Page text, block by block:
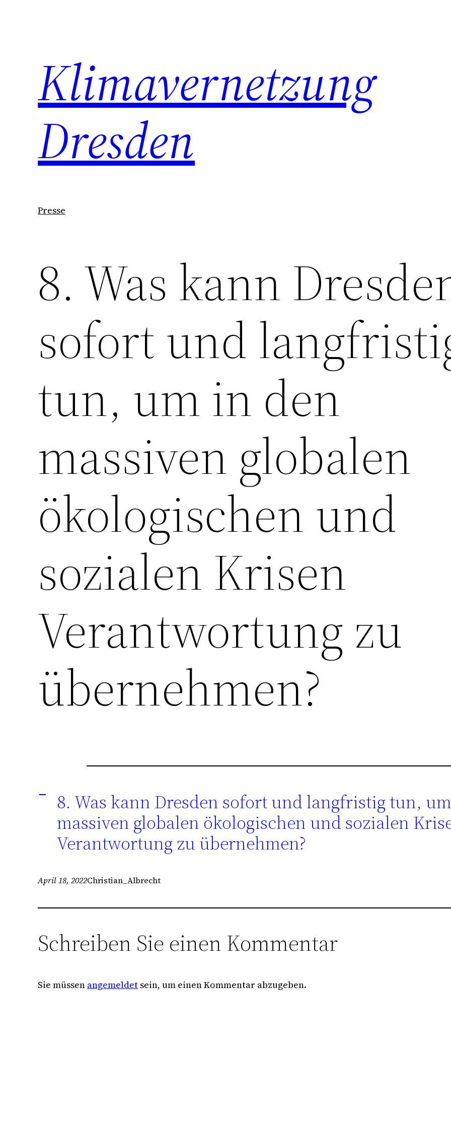
Klimavernetzung
Dresden
Presse
8. Was kann
sofort und
tun, um in den
massiven globalen
ökologischen und
sozialen Krisen
Verantwortung zu
übernehmen?
A
8. Was kann Dresden sofort und langfristig tun,
massiven globalen ökologischen und sozialen
Verantwortung zu übernehmen?
April 18, 2022Christian_Albrecht
Schreiben Sie einen Kommentar
Sie müssen angemeldet sein, um einen Kommentar abzugeben.